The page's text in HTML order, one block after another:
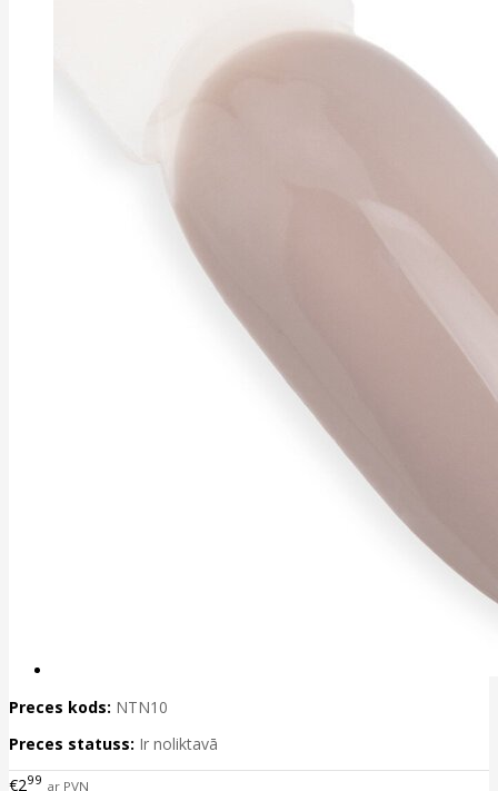
Preces kods: NTN10
Preces statuss: Ir noliktavā
€299 ar PVN